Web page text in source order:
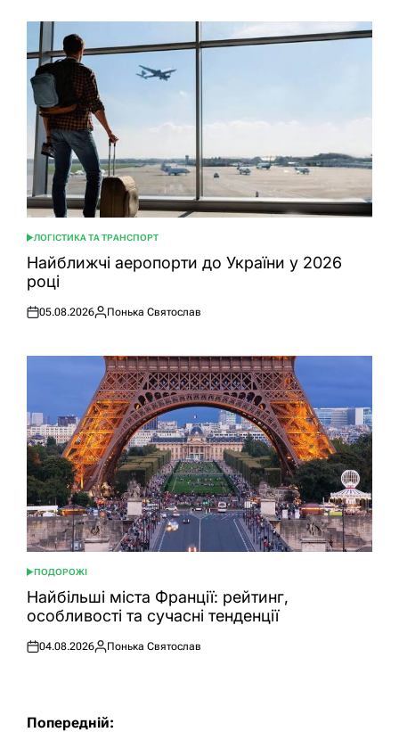
ОПУБЛІКУВАТИ
У
ЛОГІСТИКА ТА ТРАНСПОРТ
Найближчі аеропорти до України у 2026
році
Оприлюднено
05.08.2026
Опубліковано
Понька Святослав
ОПУБЛІКУВАТИ
У
ПОДОРОЖІ
Найбільші міста Франції: рейтинг,
особливості та сучасні тенденції
Оприлюднено
04.08.2026
Опубліковано
Понька Святослав
Навігація
Попередній: